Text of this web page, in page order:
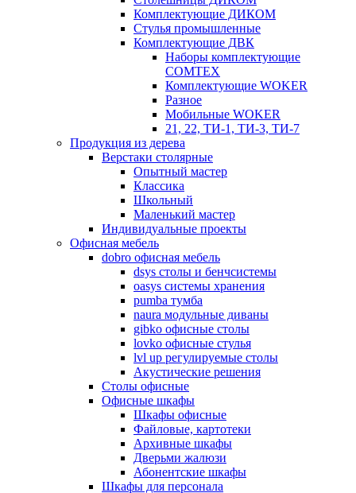
Комплектующие ДИКОМ
Стулья промышленные
Комплектующие ДВК
Наборы комплектующие
COMTEX
Комплектующие WOKER
Разное
Мобильные WOKER
21, 22, ТИ-1, ТИ-3, ТИ-7
Продукция из дерева
Верстаки столярные
Опытный мастер
Классика
Школьный
Маленький мастер
Индивидуальные проекты
Офисная мебель
dobro офисная мебель
dsys столы и бенчсистемы
oasys системы хранения
pumba тумба
naura модульные диваны
gibko офисные столы
lovko офисные стулья
lvl up регулируемые столы
Акустические решения
Столы офисные
Офисные шкафы
Шкафы офисные
Файловые, картотеки
Архивные шкафы
Дверьми жалюзи
Абонентские шкафы
Шкафы для персонала